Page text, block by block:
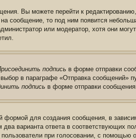
Вы можете перейти к
сообщение, то под ним появится
или модератор, хотя они
подпись в форме отправки
в параграфе «Отправка сообщений»
подпись в форме отправки
формой для создания сообщения, в
варианта ответа в соответствующих
при голосовании, с помощью